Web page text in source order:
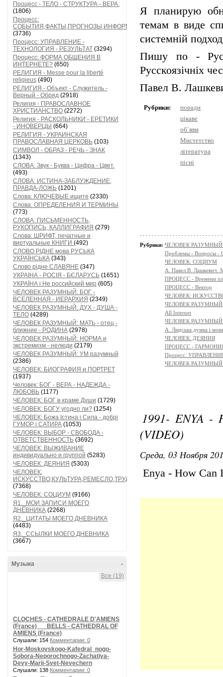
Процесс - ТЕЛО - СТРУКТУРА - ВЕРА.
(1806)
Процесс:
СОБЫТИЯ,ФАКТЫ,ПРОГНОЗЫ,ИНФОРМАЦИЯ
(3736)
Процесс: УПРАВЛЕНИЕ -
ТЕХНОЛОГИЯ - РЕЗУЛЬТАТ (3294)
Процесс: ФОРМА ОБЩЕНИЯ В
ИНТЕРНЕТЕ? (650)
РЕЛИГИЯ - Messe pour la liberté
religieus (490)
РЕЛИГИЯ - Объект - Служитель -
Верный - Обряд (2918)
Религия - ПРАВОСЛАВНОЕ
ХРИСТИАНСТВО (2272)
Религия - РАСКОЛЬНИКИ - ЕРЕТИКИ
- ИНОВЕРЦЫ (664)
РЕЛИГИЯ - УКРАИНСКАЯ
ПРАВОСЛАВНАЯ ЦЕРКОВЬ (103)
СИМВОЛ - ОБРАЗ - РЕЧЬ - ЗНАК
(1343)
СЛОВА: Звук - Буква - Цифра - Цвет.
(493)
СЛОВА: ИСТИНА-ЗАБЛУЖДЕНИЕ,
ПРАВДА-ЛОЖЬ (1201)
Слова: КЛЮЧЕВЫЕ ищите (2330)
Слова: ОПРЕДЕЛЕНИЯ И ТЕРМИНЫ
(773)
СЛОВА: ПИСЬМЕННОСТЬ,
РУКОПИСЬ, КАЛЛИГРАФИЯ (279)
Слова: ШРИФТ, печатные и
виртуальные КНИГИ (492)
СЛОВО РІДНЕ мова РУСЬКА
УКРАЇНСЬКА (343)
Слово рідне СЛАВЯНЕ (347)
УКРАІНА - РОСІЯ - БЄЛАРУСЬ (1651)
УКРАЇНА і Не российский мир (605)
ЧЕЛОВЕК РАЗУМНЫЙ: БОГ -
ВСЕЛЕННАЯ - ИЕРАРХИЯ (2349)
ЧЕЛОВЕК РАЗУМНЫЙ: ДУХ - ДУША -
ТЕЛО (4289)
ЧЕЛОВЕК РАЗУМНЫЙ: МАТЬ - отец -
ближние - РОДИНА (2978)
ЧЕЛОВЕК РАЗУМНЫЙ: НОРМА и
экстремизм - нелюди (2179)
ЧЕЛОВЕК РАЗУМНЫЙ: УМ разумный
(2386)
ЧЕЛОВЕК: БИОГРАФИЯ и ПОРТРЕТ
(1937)
Человек: БОГ - ВЕРА - НАДЕЖДА -
ЛЮБОВЬ (1177)
ЧЕЛОВЕК: БОГ в храме Души (1729)
ЧЕЛОВЕК: БОГУ угодно ли? (1254)
ЧЕЛОВЕК: Божа Істина і Сила - добрі
ГУМОР і САТИРА (1053)
ЧЕЛОВЕК: ВЫБОР - СВОБОДА -
ОТВЕТСТВЕННОСТЬ (3692)
ЧЕЛОВЕК: ВЫЖИВАНИЕ
индивидуально и группой (5283)
ЧЕЛОВЕК: ДЕЯНИЯ (5303)
ЧЕЛОВЕК:
ИСКУССТВО,КУЛЬТУРА,РЕМЕСЛО,ТРУД
(7368)
ЧЕЛОВЕК: СОЦИУМ (9166)
Я1._МОИ ЗАПИСИ МОЕГО
ДНЕВНИКА (2268)
Я2._ЦИТАТЫ МОЕГО ДНЕВНИКА
(4483)
Я3._ССЫЛКИ МОЕГО ДНЕВНИКА
(3667)
-
Музыка
Все (19)
CLOCHES - CATHEDRALE D'AMIENS
(France) __ BELLS - CATHEDRAL OF
AMIENS (France)
Слушали: 154 Комментарии: 0
Hor-Moskovskogo-Kafedral_nogo-
Sobora-Neporochnogo-Zachatiya-
Devy-Marii-Svet-Nevechern
Слушали: 138 Комментарии: 0
Я планирую
темам в виде
системній
Пишу по -
Русскоязічніх
Павел В.
Рубрики:
поради
цікаве
об`яви
Мистетство
література
пісні
Рубрики: ЧЕЛОВЕК РАЗУМНЫЙ:
Проблемы - Вопросы -
ЧЕЛОВЕК: СОЦИУМ
А. Павел В. Лашкевич.
ПРОЦЕСС - Времени
ПРОЦЕСС - Вектор
ЧЕЛОВЕК:
ЧЕЛОВЕК РАЗУМНЫЙ:
All Internet
ЧЕЛОВЕК
A. Людська думка і мова
ЧЕЛОВЕК: ДЕЯНИЯ
ПРОЦЕСС -
Процесс:
ЧЕЛОВЕК
1991- ENYA -
(VIDEO)
Среда, 03 Ноября
Enya - How Can